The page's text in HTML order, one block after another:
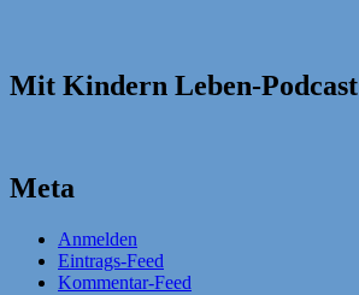
Mit Kindern Leben-Podcast
Meta
Anmelden
Eintrags-Feed
Kommentar-Feed